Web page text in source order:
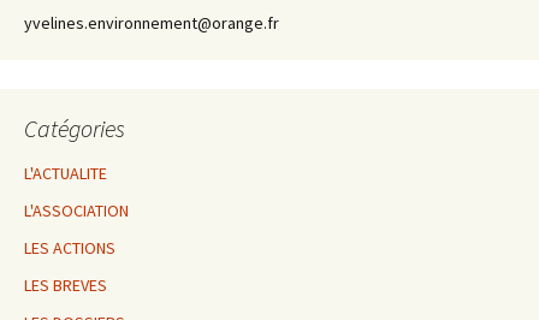
yvelines.environnement@orange.fr
Catégories
L'ACTUALITE
L'ASSOCIATION
LES ACTIONS
LES BREVES